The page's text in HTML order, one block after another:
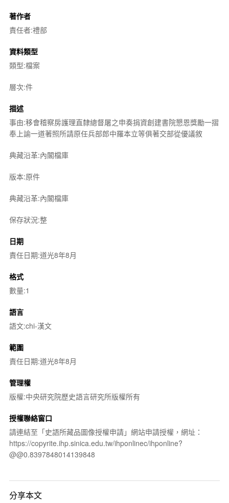
著作者
責任者:禮部
資料類型
類型:檔案
層次:件
描述
事由:移會稽察房護理直隸總督屠之申奏捐資創建書院懇恩獎勵一摺
奉上諭一道著照所請原任兵部郎中羅本立等俱著交部從優議敘
典藏沿革:內閣檔庫
版本:原件
典藏沿革:內閣檔庫
保存狀況:整
日期
責任日期:道光8年8月
格式
數量:1
語言
語文:chi-漢文
範圍
責任日期:道光8年8月
管理權
版權:中央研究院歷史語言研究所版權所有
授權聯絡窗口
請連結至「史語所藏品圖像授權申請」網站申請授權，網址：
https://copyrite.ihp.sinica.edu.tw/ihponlinec/ihponline?
@@0.8397848014139848
分享本文